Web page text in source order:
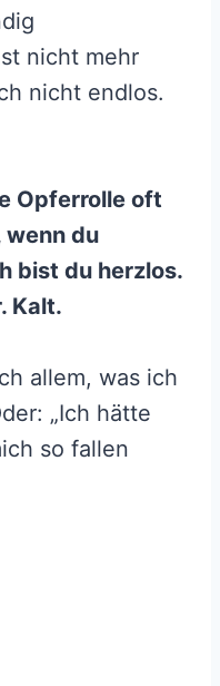
nicht mehr
nicht endlos.
Opferrolle oft
du
bist du herzlos.
Kalt.
allem, was ich
„Ich hätte
so fallen